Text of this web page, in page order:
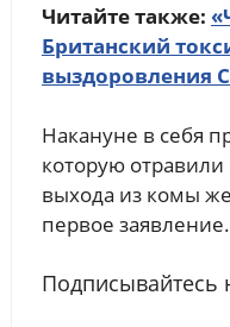
Читайте также:
Британский
выздоровления
Накануне в себя
которую
выхода из комы
первое заявление.
Подписывайтесь